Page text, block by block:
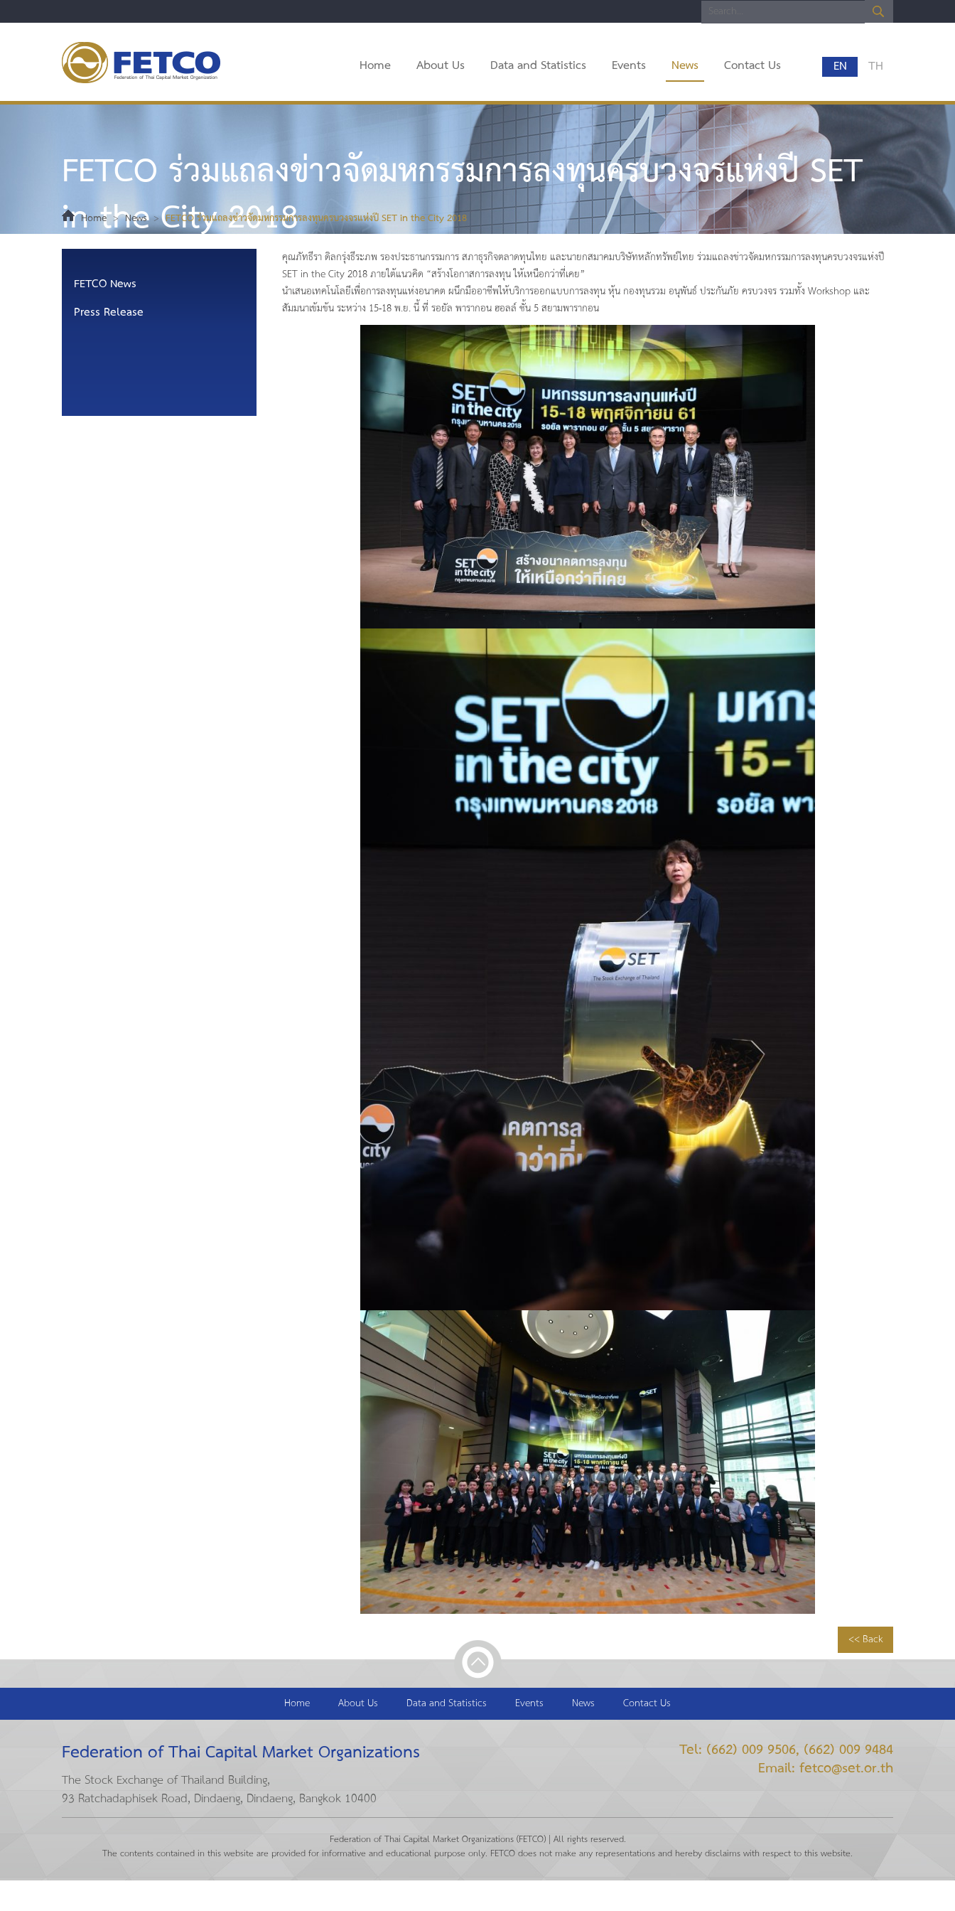
Home About Us Data and Statistics Events News Contact Us EN TH
FETCO News
Press Release
FETCO ร่วมแถลงข่าวจัดมหกรรมการลงทุนครบวงจรแห่งปี SET
in the City 2018
Home>News>FETCO ร่วมแถลงข่าวจัดมหกรรมการลงทุนครบวงจรแห่งปี SET in the City 2018
คุณภัทธีรา ดิลกรุ่งธีระภพ รองประธานกรรมการ สภาธุรกิจตลาดทุนไทย และนายกสมาคมบริษัทหลักทรัพย์ไทย ร่วมแถลงข่าวจัดมหกรรมการลงทุนครบวงจรแห่งปี
SET in the City 2018 ภายใต้แนวคิด “สร้างโอกาสการลงทุน ให้เหนือกว่าที่เคย”
นำเสนอเทคโนโลยีเพื่อการลงทุนแห่งอนาคต ผนึกมืออาชีพให้บริการออกแบบการลงทุน หุ้น กองทุนรวม อนุพันธ์ ประกันภัย ครบวงจร รวมทั้ง Workshop และ
สัมมนาเข้มข้น ระหว่าง 15-18 พ.ย. นี้ ที่ รอยัล พารากอน ฮอลล์ ชั้น 5 สยามพารากอน
<< Back
Home About Us Data and Statistics Events News Contact Us
Federation of Thai Capital Market Organizations
The Stock Exchange of Thailand Building,
93 Ratchadaphisek Road, Dindaeng, Dindaeng, Bangkok 10400
Tel: (662) 009 9506, (662) 009 9484
Email: fetco@set.or.th
Federation of Thai Capital Market Organizations (FETCO) | All rights reserved.
The contents contained in this website are provided for informative and educational purpose only. FETCO does not make any representations and hereby disclaims with respect to this website.